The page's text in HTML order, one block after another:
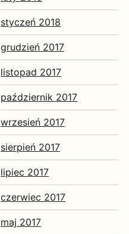
styczeń 2018
grudzień 2017
listopad 2017
październik 2017
wrzesień 2017
sierpień 2017
lipiec 2017
czerwiec 2017
maj 2017